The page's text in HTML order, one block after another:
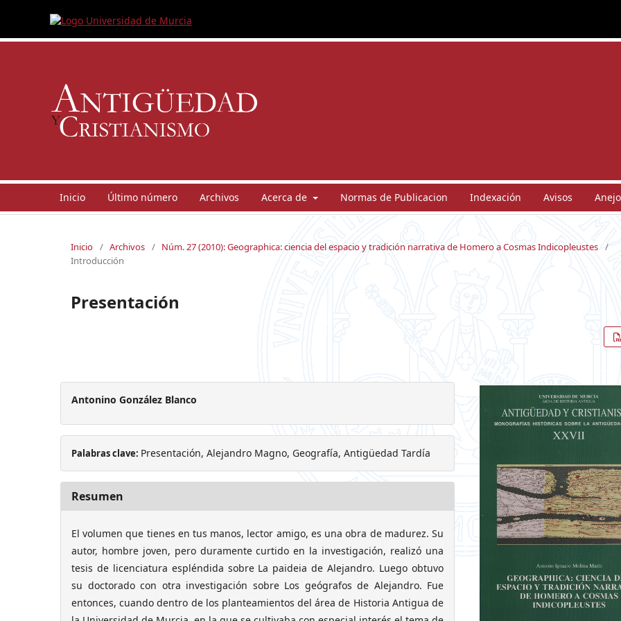
Inicio Último número Archivos Acerca de Normas de Publicacion Indexación Avisos
Inicio / Archivos / Núm. 27 (2010): Geographica: ciencia del espacio y tradición narrativa de Homero a Cosmas Indicopleustes /
Introducción
Presentación
Antonino González Blanco
Palabras clave: Presentación, Alejandro Magno, Geografía, Antigüedad Tardía
Resumen
El volumen que tienes en tus manos, lector amigo, es una obra de madurez. Su
autor, hombre joven, pero duramente curtido en la investigación, realizó una
tesis de licenciatura espléndida sobre La paideia de Alejandro. Luego obtuvo
su doctorado con otra investigación sobre Los geógrafos de Alejandro. Fue
entonces, cuando dentro de los planteamientos del área de Historia Antigua de